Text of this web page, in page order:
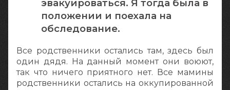
эвакуироваться. Я тогда была в
положении и поехала на
обследование.
Все родственники остались там, здесь был
один дядя. На данный момент они воюют,
так что ничего приятного нет. Все мамины
родственники остались на оккупированной